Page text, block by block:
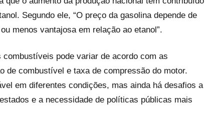
Segundo ele, “O preço da gasolina depende de
menos vantajosa em relação ao etanol”.
pode variar de acordo com as
combustível e taxa de compressão do motor.
em diferentes condições, mas ainda há desafios a
e a necessidade de políticas públicas mais